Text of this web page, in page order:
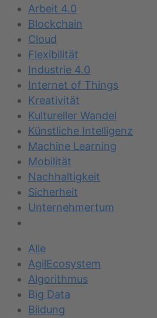
Arbeit 4.0
Blockchain
Cloud
Flexibilität
Industrie 4.0
Internet of Things
Kreativität
Kultureller Wandel
Künstliche Intelligenz
Machine Learning
Mobilität
Nachhaltigkeit
Sicherheit
Unternehmertum
Alle
AgilEcosystem
Algorithmus
Big Data
Bildung